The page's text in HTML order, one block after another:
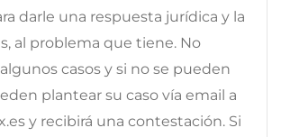
darle una respuesta jurídica y la
al problema que tiene. No
casos y si no se pueden
plantear su caso vía email a
y recibirá una contestación. Si